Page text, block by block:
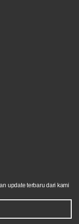
update terbaru dari kami